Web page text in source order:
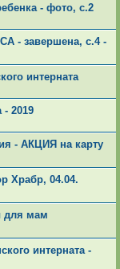
- фото, с.2
- завершена, с.4 -
интерната
2019
- АКЦИЯ на карту
Храбр, 04.04.
для мам
интерната -